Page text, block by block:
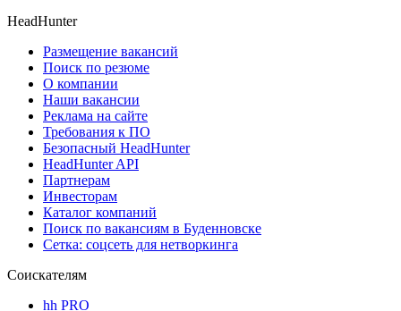
HeadHunter
Размещение вакансий
Поиск по резюме
О компании
Наши вакансии
Реклама на сайте
Требования к ПО
Безопасный HeadHunter
HeadHunter API
Партнерам
Инвесторам
Каталог компаний
Поиск по вакансиям в Буденновске
Сетка: соцсеть для нетворкинга
Соискателям
hh PRO